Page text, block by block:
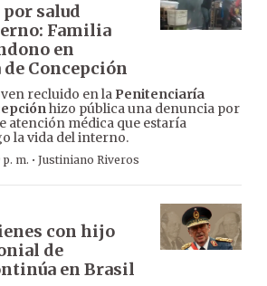
salud
Familia
en
Concepción
recluido en la Penitenciaría
hizo pública una denuncia por
atención médica que estaría
la vida del interno.
m. · Justiniano Riveros
con hijo
de
en Brasil